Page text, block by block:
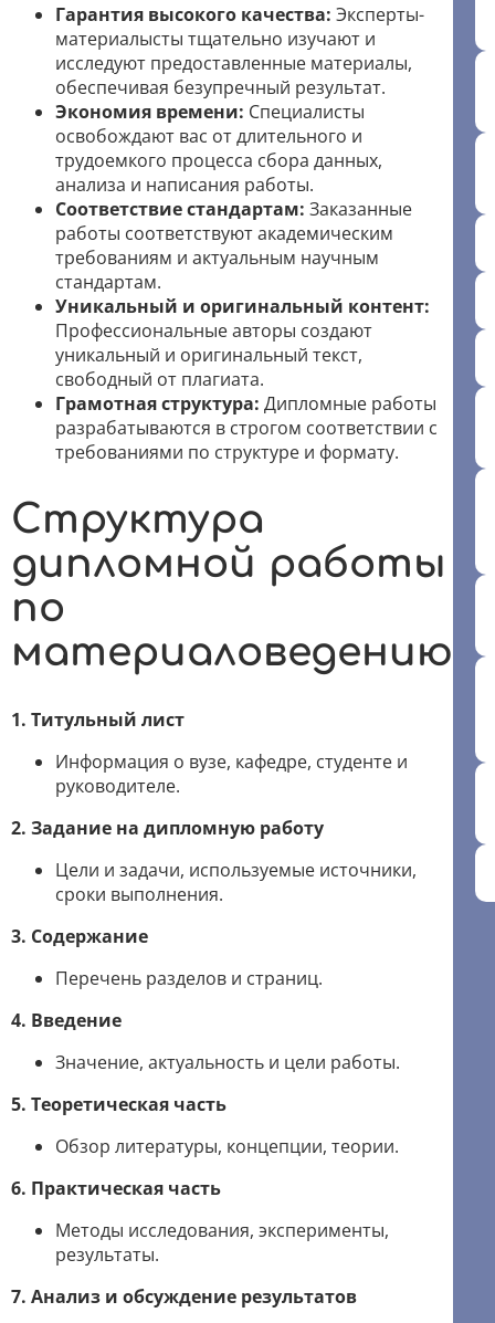
Гарантия высокого качества: Эксперты-
материалысты тщательно изучают и
исследуют предоставленные материалы,
обеспечивая безупречный результат.
Экономия времени: Специалисты
освобождают вас от длительного и
трудоемкого процесса сбора данных,
анализа и написания работы.
Соответствие стандартам: Заказанные
работы соответствуют академическим
требованиям и актуальным научным
стандартам.
Уникальный и оригинальный контент:
Профессиональные авторы создают
уникальный и оригинальный текст,
свободный от плагиата.
Грамотная структура: Дипломные работы
разрабатываются в строгом соответствии с
требованиями по структуре и формату.
Структура
дипломной работы
по
материаловедению
1. Титульный лист
Информация о вузе, кафедре, студенте и
руководителе.
2. Задание на дипломную работу
Цели и задачи, используемые источники,
сроки выполнения.
3. Содержание
Перечень разделов и страниц.
4. Введение
Значение, актуальность и цели работы.
5. Теоретическая часть
Обзор литературы, концепции, теории.
6. Практическая часть
Методы исследования, эксперименты,
результаты.
7. Анализ и обсуждение результатов